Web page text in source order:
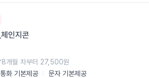
인지콘
통화 기본제공 문자 기본제공
개월 차부터 27,500원